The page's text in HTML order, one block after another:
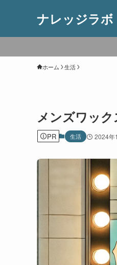
ナレッジラボ
ホーム 生活
メンズワッ
PR 生活 2024年